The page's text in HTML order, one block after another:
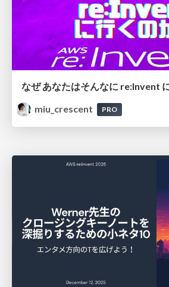
なぜ あなたはそんなに re:Invent
miu_crescent
PRO